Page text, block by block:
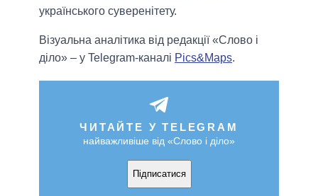
українського суверенітету.
Візуальна аналітика від редакції «Слово і
діло» – у Telegram-каналі Pics&Maps.
ЧИТАЙТЕ У TELEGRAM
найважливіше від «Слово і діло»
Підписатися